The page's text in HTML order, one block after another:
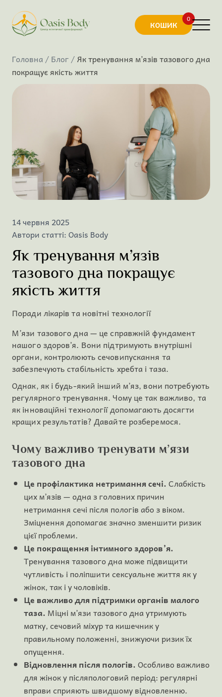
0
КОШИК
Головна Блог
Як тренування м’язів тазового дна
покращує якість життя
14 червня 2025
Автори статті: Oasis Body
Як тренування м’язів
тазового дна покращує
якість життя
Поради лікарів та новітні технології
М’язи тазового дна — це справжній фундамент
нашого здоров’я. Вони підтримують внутрішні
органи, контролюють сечовипускання та
забезпечують стабільність хребта і таза.
Однак, як і будь-який інший м’яз, вони потребують
регулярного тренування. Чому це так важливо, та
як інноваційні технології допомагають досягти
кращих результатів? Давайте розберемося.
Чому важливо тренувати м’язи
тазового дна
Це профілактика нетримання сечі.Слабкість
цих м’язів — одна з головних причин
нетримання сечі після пологів або з віком.
Зміцнення допомагає значно зменшити ризик
цієї проблеми.
Це покращення інтимного здоров’я.
Тренування тазового дна може підвищити
чутливість і поліпшити сексуальне життя як у
жінок, так і у чоловіків.
Це важливо для підтримки органів малого
таза. Міцні м’язи тазового дна утримують
матку, сечовий міхур та кишечник у
правильному положенні, знижуючи ризик їх
опущення.
Відновлення після пологів.Особливо важливо
для жінок у післяпологовий період: регулярні
вправи сприяють швидшому відновленню.